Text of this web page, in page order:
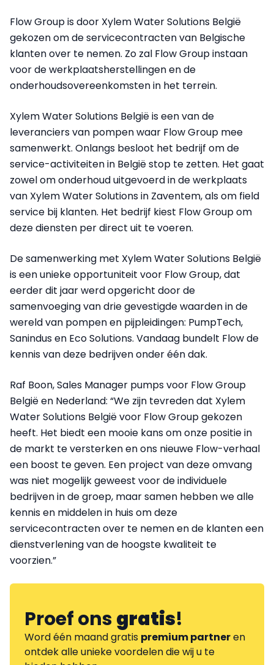
Flow Group is door Xylem Water Solutions België
gekozen om de servicecontracten van Belgische
klanten over te nemen. Zo zal Flow Group instaan
voor de werkplaatsherstellingen en de
onderhoudsovereenkomsten in het terrein.
Xylem Water Solutions België is een van de
leveranciers van pompen waar Flow Group mee
samenwerkt. Onlangs besloot het bedrijf om de
service-activiteiten in België stop te zetten. Het gaat
zowel om onderhoud uitgevoerd in de werkplaats
van Xylem Water Solutions in Zaventem, als om field
service bij klanten. Het bedrijf kiest Flow Group om
deze diensten per direct uit te voeren.
De samenwerking met Xylem Water Solutions België
is een unieke opportuniteit voor Flow Group, dat
eerder dit jaar werd opgericht door de
samenvoeging van drie gevestigde waarden in de
wereld van pompen en pijpleidingen: PumpTech,
Sanindus en Eco Solutions. Vandaag bundelt Flow de
kennis van deze bedrijven onder één dak.
Raf Boon, Sales Manager pumps voor Flow Group
België en Nederland: “We zijn tevreden dat Xylem
Water Solutions België voor Flow Group gekozen
heeft. Het biedt een mooie kans om onze positie in
de markt te versterken en ons nieuwe Flow-verhaal
een boost te geven. Een project van deze omvang
was niet mogelijk geweest voor de individuele
bedrijven in de groep, maar samen hebben we alle
kennis en middelen in huis om deze
servicecontracten over te nemen en de klanten een
dienstverlening van de hoogste kwaliteit te
voorzien.”
Proef onsgratis!
Word één maand gratis premium partneren
ontdek alle unieke voordelen die wij u te